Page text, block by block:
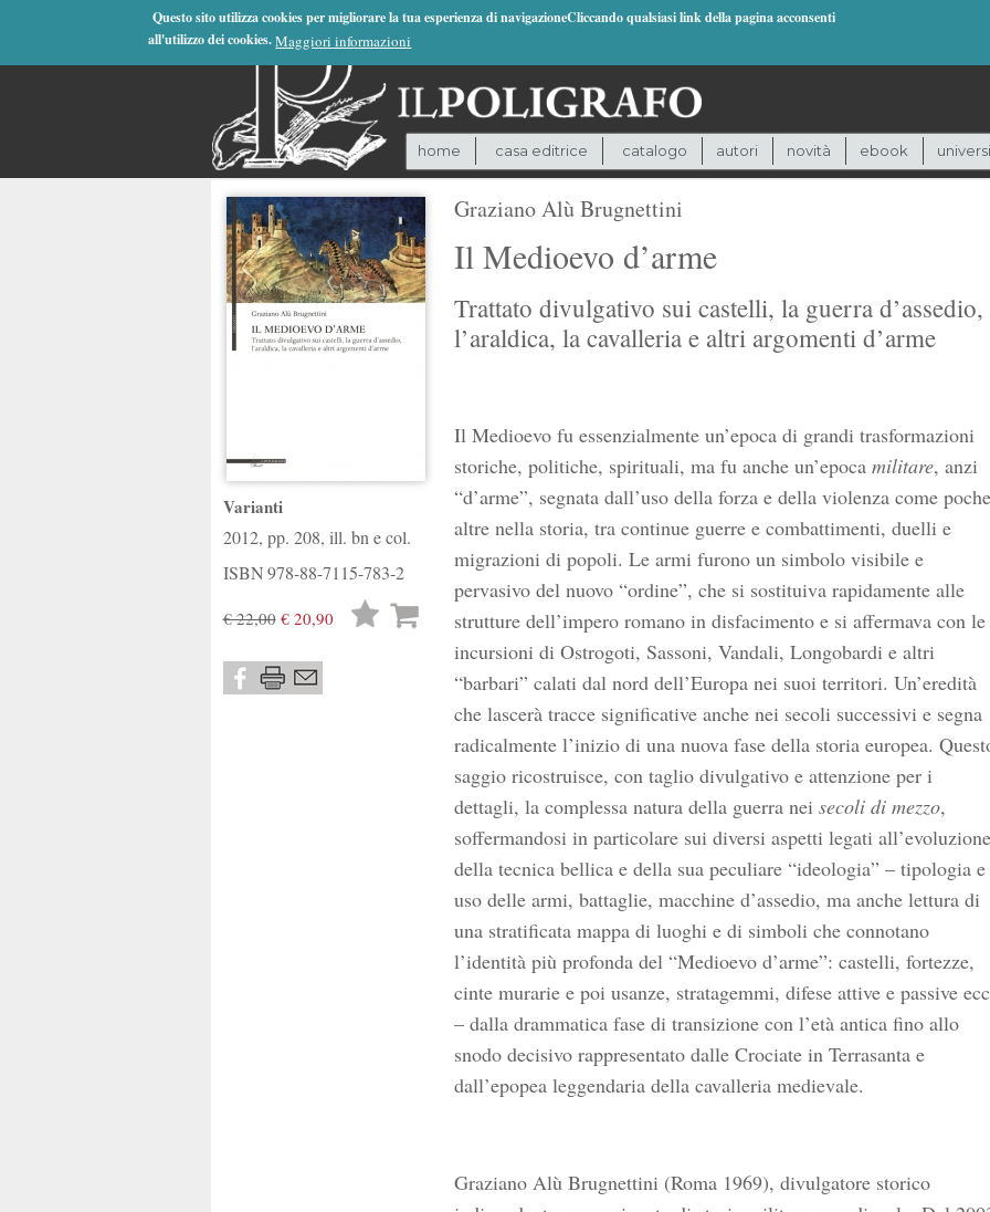
Questo sito utilizza cookies per migliorare la tua esperienza di navigazioneCliccando qualsiasi link della pagina acconsenti
all'utilizzo dei cookies. Maggiori informazioni
home casa editrice catalogo autori novità ebook
Varianti
2012, pp. 208, ill. bn e col.
ISBN978-88-7115-783-2
€ 22,00€ 20,90
Lista
Graziano Alù Brugnettini
Il Medioevo d’arme
Trattato divulgativo sui castelli, la guerra d’assedio,
l’araldica, la cavalleria e altri argomenti d’arme
Il Medioevo fu essenzialmente un’epoca di grandi trasformazioni
storiche, politiche, spirituali, ma fu anche un’epoca militare, anzi
“d’arme”, segnata dall’uso della forza e della violenza come poche
altre nella storia, tra continue guerre e combattimenti, duelli e
migrazioni di popoli. Le armi furono un simbolo visibile e
pervasivo del nuovo “ordine”, che si sostituiva rapidamente alle
strutture dell’impero romano in disfacimento e si affermava con le
incursioni di Ostrogoti, Sassoni, Vandali, Longobardi e altri
“barbari” calati dal nord dell’Europa nei suoi territori. Un’eredità
che lascerà tracce significative anche nei secoli successivi e segna
radicalmente l’inizio di una nuova fase della storia europea.
saggio ricostruisce, con taglio divulgativo e attenzione per i
dettagli, la complessa natura della guerra nei secoli di mezzo,
soffermandosi in particolare sui diversi aspetti legati all’evoluzione
della tecnica bellica e della sua peculiare “ideologia” – tipologia e
uso delle armi, battaglie, macchine d’assedio, ma anche lettura di
una stratificata mappa di luoghi e di simboli che connotano
l’identità più profonda del “Medioevo d’arme”: castelli, fortezze,
cinte murarie e poi usanze, stratagemmi, difese attive e passive
– dalla drammatica fase di transizione con l’età antica fino allo
snodo decisivo rappresentato dalle Crociate in Terrasanta e
dall’epopea leggendaria della cavalleria medievale.
Graziano Alù Brugnettini (Roma 1969), divulgatore storico